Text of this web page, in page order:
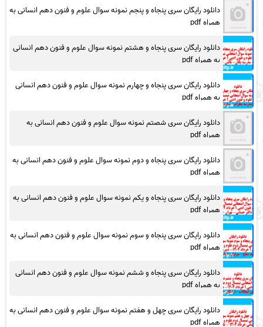
دانلود رایگان سری پنجاه و پنجم نمونه سوال علوم و فنون دهم انسانی به
همراه pdf
دانلود رایگان سری پنجاه و هشتم نمونه سوال علوم و فنون دهم انسانی
به همراه pdf
دانلود رایگان سری پنجاه و چهارم نمونه سوال علوم و فنون دهم انسانی
به همراه pdf
دانلود رایگان سری شصتم نمونه سوال علوم و فنون دهم انسانی به
همراه pdf
دانلود رایگان سری پنجاه و دوم نمونه سوال علوم و فنون دهم انسانی به
همراه pdf
دانلود رایگان سری پنجاه و یکم نمونه سوال علوم و فنون دهم انسانی به
همراه pdf
دانلود رایگان سری پنجاه و سوم نمونه سوال علوم و فنون دهم انسانی به
همراه pdf
دانلود رایگان سری پنجاه و ششم نمونه سوال علوم و فنون دهم انسانی
به همراه pdf
دانلود رایگان سری چهل و هفتم نمونه سوال علوم و فنون دهم انسانی به
همراه pdf